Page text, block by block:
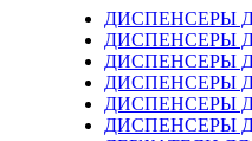
ДИСПЕНСЕРЫ
ДИСПЕНСЕРЫ
ДИСПЕНСЕРЫ
ДИСПЕНСЕРЫ
ДИСПЕНСЕРЫ
ДИСПЕНСЕРЫ